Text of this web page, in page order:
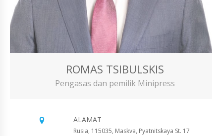
ROMAS TSIBULSKIS
Pengasas dan pemilik Minipress
ALAMAT
Rusia, 115035, Maskva, Pyatnitskaya St. 17